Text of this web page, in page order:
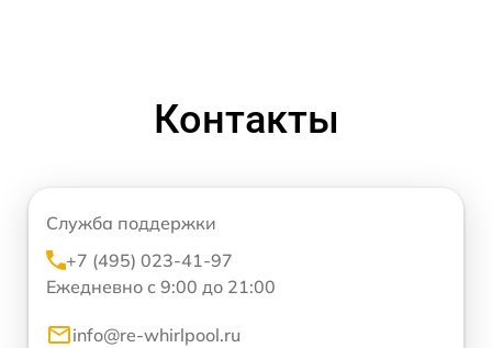
Контакты
Служба поддержки
+7 (495) 023-41-97
Ежедневно с 9:00 до 21:00
info@re-whirlpool.ru